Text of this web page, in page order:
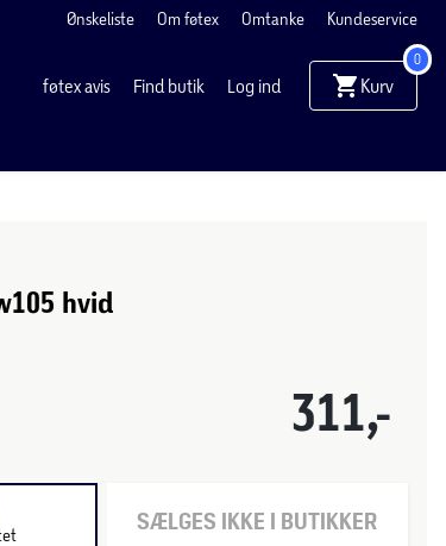
Ønskeliste Om føtex Omtanke Kundeservice
føtex avis Find butik Log ind Kurv
0
hvid
311,-
SÆLGES IKKE I BUTIKKER